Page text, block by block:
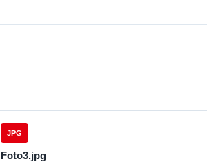
JPG
Foto3.jpg